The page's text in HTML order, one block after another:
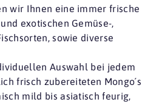
wir Ihnen eine immer frische
exotischen Gemüse-,
sowie diverse
Auswahl bei jedem
frisch zubereiteten Mongo´s
mild bis asiatisch feurig,